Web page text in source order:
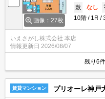
画像：27枚
敷
なし
10階
1R
いえさがし株式会社 本店
情報更新日 2026/08/07
残り6
賃貸マンション プリオーレ神戸